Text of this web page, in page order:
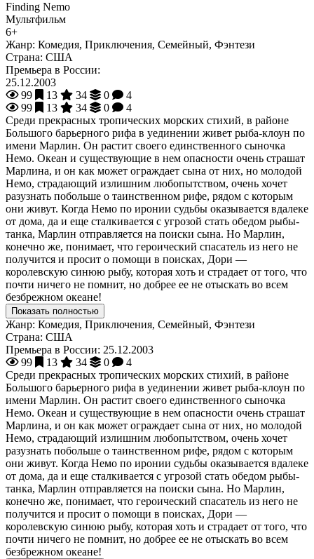
Finding Nemo
Мультфильм
6+
Жанр: Комедия, Приключения, Семейный, Фэнтези
Страна: США
Премьера в России:
25.12.2003
99
13 34 0
4
99
13 34 0
4
Среди прекрасных тропических морских стихий, в районе
Большого барьерного рифа в уединении живет рыба-клоун по
имени Марлин. Он растит своего единственного сыночка
Немо. Океан и существующие в нем опасности очень страшат
Марлина, и он как может ограждает сына от них, но молодой
Немо, страдающий излишним любопытством, очень хочет
разузнать побольше о таинственном рифе, рядом с которым
они живут. Когда Немо по иронии судьбы оказывается вдалеке
от дома, да и еще сталкивается с угрозой стать обедом рыбы-
танка, Марлин отправляется на поиски сына. Но Марлин,
конечно же, понимает, что героический спасатель из него не
получится и просит о помощи в поисках, Дори —
королевскую синюю рыбу, которая хоть и страдает от того, что
почти ничего не помнит, но добрее ее не отыскать во всем
безбрежном океане!
Показать полностью
Жанр: Комедия, Приключения, Семейный, Фэнтези
Страна: США
Премьера в России: 25.12.2003
99
13 34 0
4
Среди прекрасных тропических морских стихий, в районе
Большого барьерного рифа в уединении живет рыба-клоун по
имени Марлин. Он растит своего единственного сыночка
Немо. Океан и существующие в нем опасности очень страшат
Марлина, и он как может ограждает сына от них, но молодой
Немо, страдающий излишним любопытством, очень хочет
разузнать побольше о таинственном рифе, рядом с которым
они живут. Когда Немо по иронии судьбы оказывается вдалеке
от дома, да и еще сталкивается с угрозой стать обедом рыбы-
танка, Марлин отправляется на поиски сына. Но Марлин,
конечно же, понимает, что героический спасатель из него не
получится и просит о помощи в поисках, Дори —
королевскую синюю рыбу, которая хоть и страдает от того, что
почти ничего не помнит, но добрее ее не отыскать во всем
безбрежном океане!